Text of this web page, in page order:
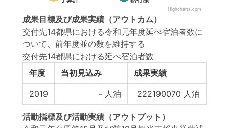
Highcharts.com
成果目標及び成果実績 （アウトカム）
交付先14都県における令和元年度延べ宿泊者数に
ついて、前年度並の数を維持する
交付先14都県における延べ宿泊者数
年度
当初見込み 成果実績
2019 - 人泊 222190070 人泊
活動指標及び活動実績 （アウトプット）